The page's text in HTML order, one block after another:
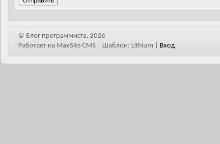
© Блог программиста, 2026
Работает на MaxSite CMS | Шаблон: Lithium
Вход